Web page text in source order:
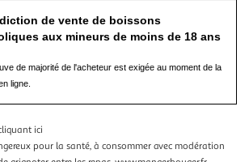
de vente de boissons
aux mineurs de moins de 18 ans
de majorité de l'acheteur est exigée au moment de la
ligne.
ici
pour la santé, à consommer avec modération